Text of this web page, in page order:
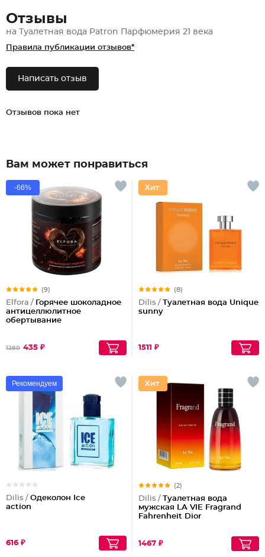
Отзывы
на Туалетная вода Patron Парфюмерия 21 века
Правила публикации отзывов*
Написать отзыв
Отзывов пока нет
Вам может понравиться
-66%
(9)
Elfora / Горячее шоколадное
антицеллюлитное
обертывание
1280 435 ₽
(8)
Dilis / Туалетная вода Unique
sunny
1511 ₽
Рекомендуем
Dilis / Одеколон Ice
action
616 ₽
(2)
Dilis / Туалетная вода
мужская LA VIE Fragrand
Fahrenheit Dior
1467 ₽